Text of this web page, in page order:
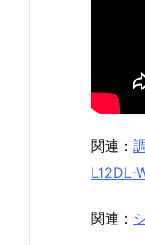
関連：
L12DL-
関連：